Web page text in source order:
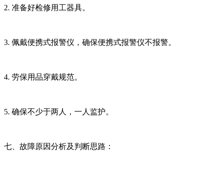
2. 准备好检修用工器具。
3. 佩戴便携式报警仪，确保便携式报警仪不报警。
4. 劳保用品穿戴规范。
5. 确保不少于两人，一人监护。
七、故障原因分析及判断思路：